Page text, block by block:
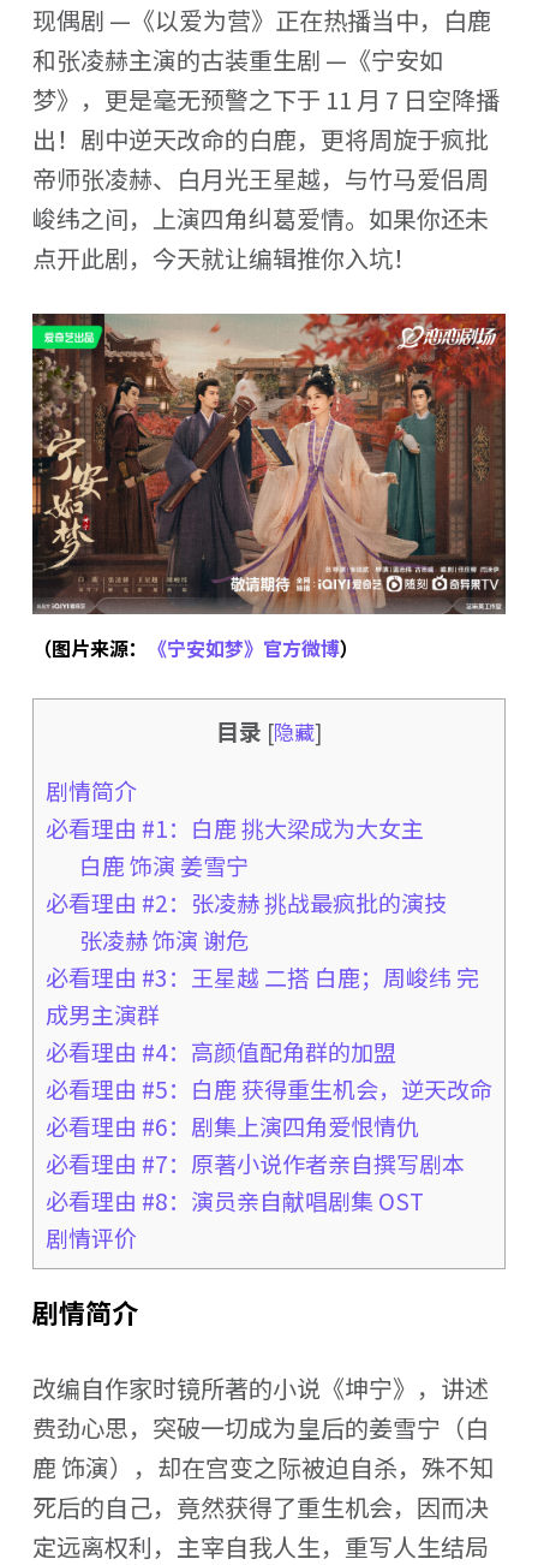
现偶剧 —《以爱为营》正在热播当中，白鹿
和张凌赫主演的古装重生剧 —《宁安如
梦》，更是毫无预警之下于 11 月 7 日空降播
出！剧中逆天改命的白鹿，更将周旋于疯批
帝师张凌赫、白月光王星越，与竹马爱侣周
峻纬之间，上演四角纠葛爱情。如果你还未
点开此剧，今天就让编辑推你入坑！
（图片来源： 《宁安如梦》官方微博）
目录 [隐藏]
剧情简介
必看理由 #1：白鹿 挑大梁成为大女主
白鹿 饰演 姜雪宁
必看理由 #2：张凌赫 挑战最疯批的演技
张凌赫 饰演 谢危
必看理由 #3：王星越 二搭 白鹿；周峻纬 完
成男主演群
必看理由 #4：高颜值配角群的加盟
必看理由 #5：白鹿 获得重生机会，逆天改命
必看理由 #6：剧集上演四角爱恨情仇
必看理由 #7：原著小说作者亲自撰写剧本
必看理由 #8：演员亲自献唱剧集 OST
剧情评价
剧情简介
改编自作家时镜所著的小说《坤宁》，讲述
费劲心思，突破一切成为皇后的姜雪宁（白
鹿 饰演），却在宫变之际被迫自杀，殊不知
死后的自己，竟然获得了重生机会，因而决
定远离权利，主宰自我人生，重写人生结局